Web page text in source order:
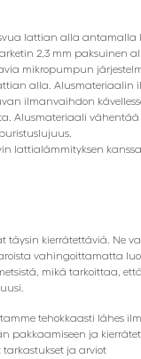
lattian alla antamalla
2,3 mm paksuinen
mikropumpun
alla. Alusmateriaalin
ilmanvaihdon
Alusmateriaali vähentää
lattialämmityksen kanssa.
täysin kierrätettäviä. Ne
vahingoittamatta
mikä tarkoittaa,
tehokkaasti lähes
pakkaamiseen ja
tarkastukset ja arviot